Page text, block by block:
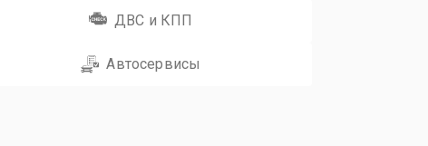
ДВС и КПП
Автосервисы